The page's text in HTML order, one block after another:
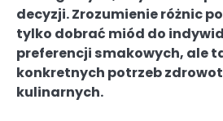
decyzji. Zrozumienie różnic
tylko dobrać miód do
preferencji smakowych, ale
konkretnych potrzeb
kulinarnych.